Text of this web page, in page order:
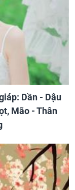
Dần - Dậu
Mão - Thân